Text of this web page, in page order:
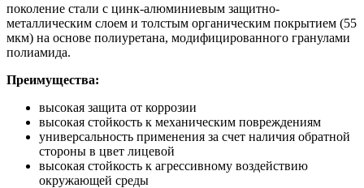
поколение стали с цинк-алюминиевым защитно-
металлическим слоем и толстым органическим покрытием (55
мкм) на основе полиуретана, модифицированного гранулами
полиамида.
Преимущества:
высокая защита от коррозии
высокая стойкость к механическим повреждениям
универсальность применения за счет наличия обратной
стороны в цвет лицевой
высокая стойкость к агрессивному воздействию
окружающей среды